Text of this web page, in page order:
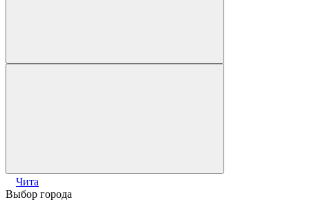
Чита
Выбор города